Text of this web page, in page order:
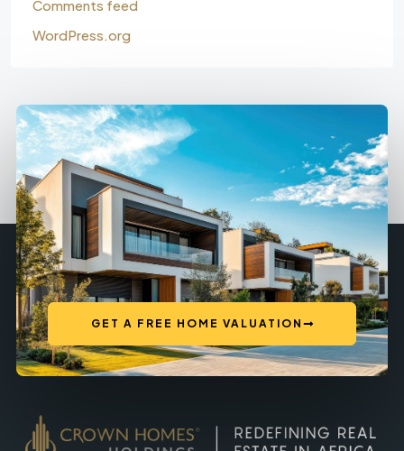
Comments feed
WordPress.org
GET A FREE HOME VALUATION